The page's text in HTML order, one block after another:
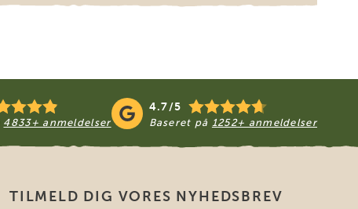
4833+ anmeldelser
4.7/5
Baseret på 1252+ anmeldelser
TILMELD DIG VORES NYHEDSBREV